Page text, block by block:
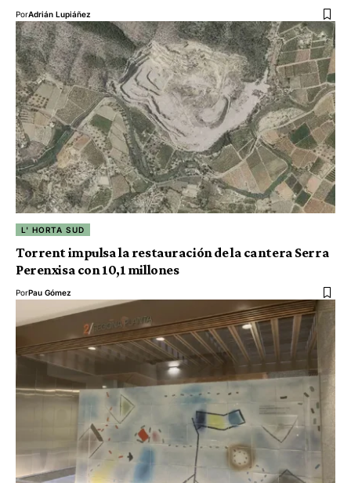
PorAdrián Lupiáñez
L' HORTA SUD
Torrent impulsa la restauración de la cantera Serra
Perenxisa con 10,1 millones
PorPau Gómez